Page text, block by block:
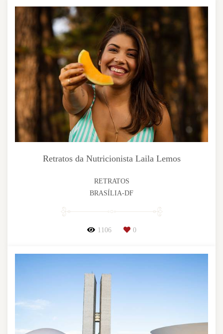
Retratos da Nutricionista Laila Lemos
RETRATOS
BRASÍLIA-DF
1106 0